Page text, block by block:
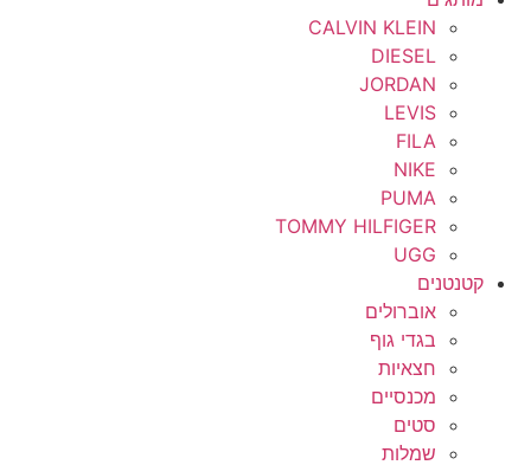
CALVIN KLEIN
DIESEL
JORDAN
LEVIS
FILA
NIKE
PUMA
TOMMY HILFIGER
UGG
קטנטנים
אוברולים
בגדי גוף
חצאיות
מכנסיים
סטים
שמלות